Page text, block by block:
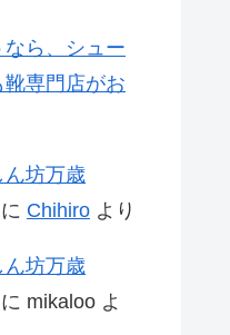
なら、シュー
専門店がお
坊万歳
に Chihiro より
坊万歳
に mikaloo よ